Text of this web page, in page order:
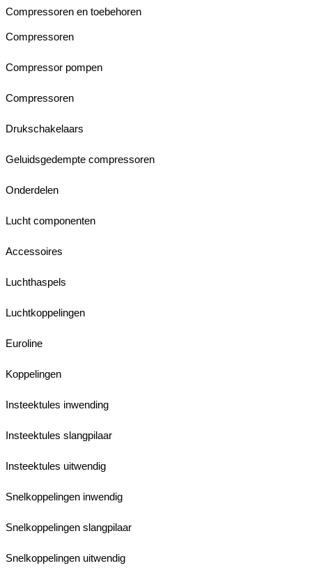
Compressoren en toebehoren
Compressoren
Compressor pompen
Compressoren
Drukschakelaars
Geluidsgedempte compressoren
Onderdelen
Lucht componenten
Accessoires
Luchthaspels
Luchtkoppelingen
Euroline
Koppelingen
Insteektules inwending
Insteektules slangpilaar
Insteektules uitwendig
Snelkoppelingen inwendig
Snelkoppelingen slangpilaar
Snelkoppelingen uitwendig